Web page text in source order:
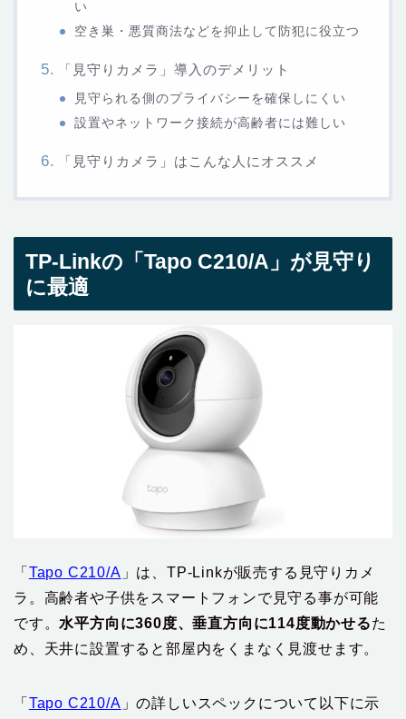
い
空き巣・悪質商法などを抑止して防犯に役立つ
「見守りカメラ」導入のデメリット
見守られる側のプライバシーを確保しにくい
設置やネットワーク接続が高齢者には難しい
「見守りカメラ」はこんな人にオススメ
TP-Linkの「‎Tapo C210/A」が見守り
に最適
「‎ Tapo C210/A 」は、TP-Linkが販売する見守りカメ
ラ。高齢者や子供をスマートフォンで見守る事が可能
です。 水平方向に360度、垂直方向に114度動かせるた
め、天井に設置すると部屋内をくまなく見渡せます。
「‎ Tapo C210/A 」の詳しいスペックについて以下に示